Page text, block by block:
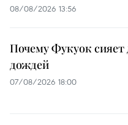
08/08/2026 13:56
Почему Фукуок сияет
дождей
07/08/2026 18:00